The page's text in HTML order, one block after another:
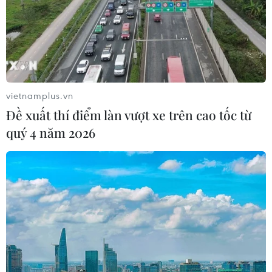
08/08/2026 01:33
Bổ sung một số chức danh có thẩm
quyền xử phạt vi phạm hành chính
07/08/2026 23:00
Bế mạc Hội thi lực lượng tham gia
bảo vệ an ninh, trật tự ở cơ sở giỏi
toàn quốc
07/08/2026 15:57
Khởi tố, truy nã 3 đối tượng hoạt
động nhằm lật đổ chính quyền nhân
dân
vietnamplus.vn
Đề xuất thí điểm làn vượt xe trên cao tốc từ
quý 4 năm 2026